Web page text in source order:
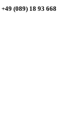
+49 (089) 18 93